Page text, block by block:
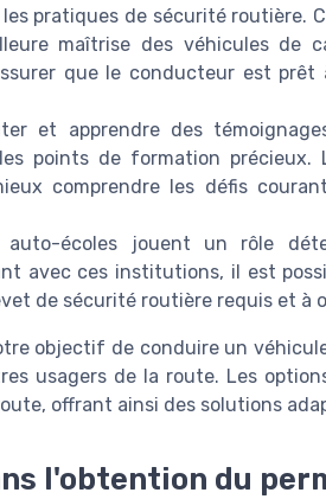
pratiques de sécurité routière.
maîtrise des véhicules de
que le conducteur est prêt
et apprendre des
points de formation précieux.
comprendre les défis
auto-écoles jouent un rôle
avec ces institutions, il est
de sécurité routière requis et à
objectif de conduire un
usagers de la route. Les
offrant ainsi des solutions
l'obtention du